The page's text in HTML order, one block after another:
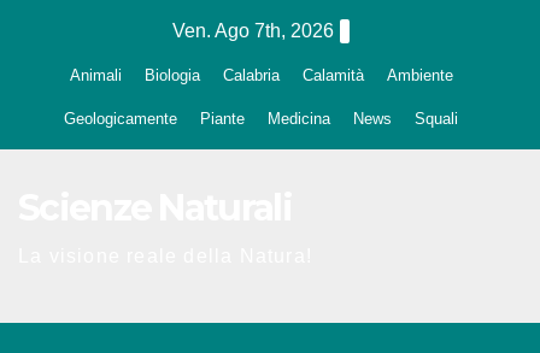
Ven. Ago 7th, 2026
Animali Biologia Calabria Calamità Ambiente
Geologicamente Piante Medicina News Squali